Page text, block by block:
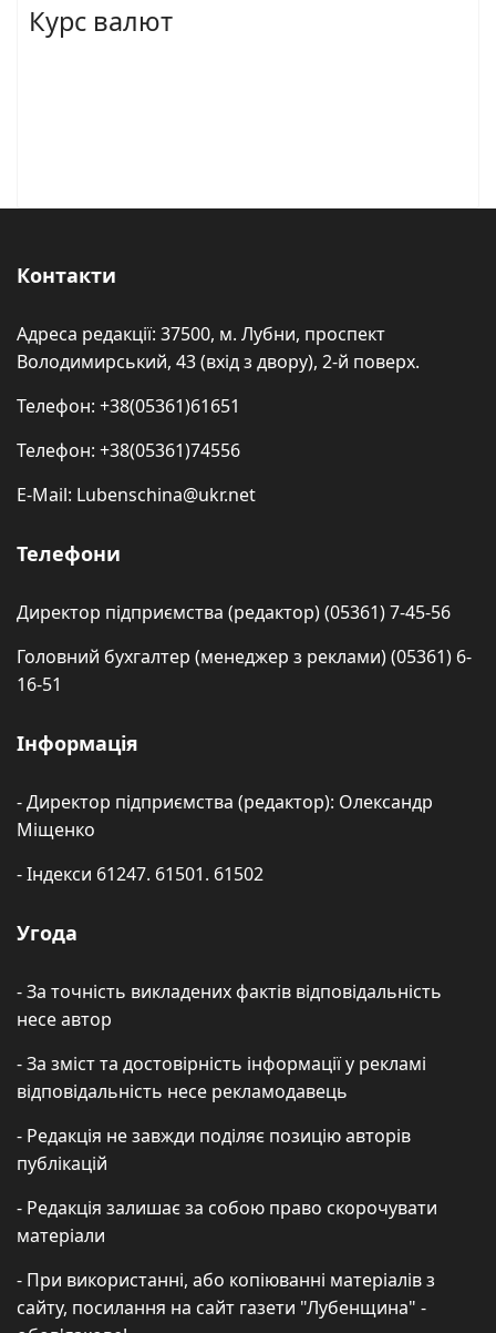
Курс валют
Контакти
Адреса редакції: 37500, м. Лубни, проспект
Володимирський, 43 (вхід з двору), 2-й поверх.
Телефон: +38(05361)61651
Телефон: +38(05361)74556
E-Mail: Lubenschina@ukr.net
Телефони
Директор підприємства (редактор) (05361) 7-45-56
Головний бухгалтер (менеджер з реклами) (05361) 6-
16-51
Інформація
- Директор підприємства (редактор): Олександр
Міщенко
- Індекси 61247. 61501. 61502
Угода
- За точність викладених фактів відповідальність
несе автор
- За зміст та достовірність інформації у рекламі
відповідальність несе рекламодавець
- Редакція не завжди поділяє позицію авторів
публікацій
- Редакція залишає за собою право скорочувати
матеріали
- При використанні, або копіюванні матеріалів з
сайту, посилання на сайт газети "Лубенщина" -